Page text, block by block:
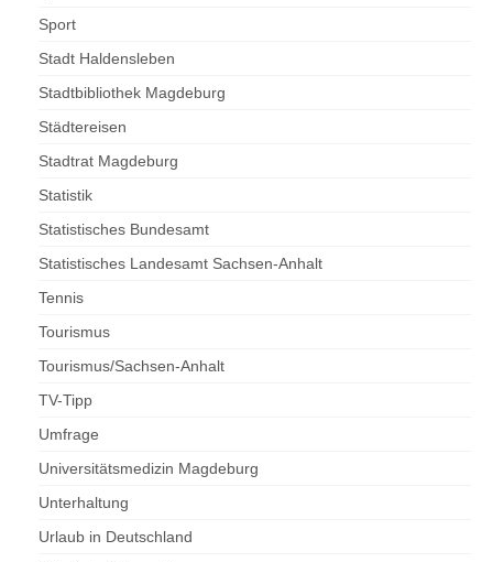
Sport
Stadt Haldensleben
Stadtbibliothek Magdeburg
Städtereisen
Stadtrat Magdeburg
Statistik
Statistisches Bundesamt
Statistisches Landesamt Sachsen-Anhalt
Tennis
Tourismus
Tourismus/Sachsen-Anhalt
TV-Tipp
Umfrage
Universitätsmedizin Magdeburg
Unterhaltung
Urlaub in Deutschland